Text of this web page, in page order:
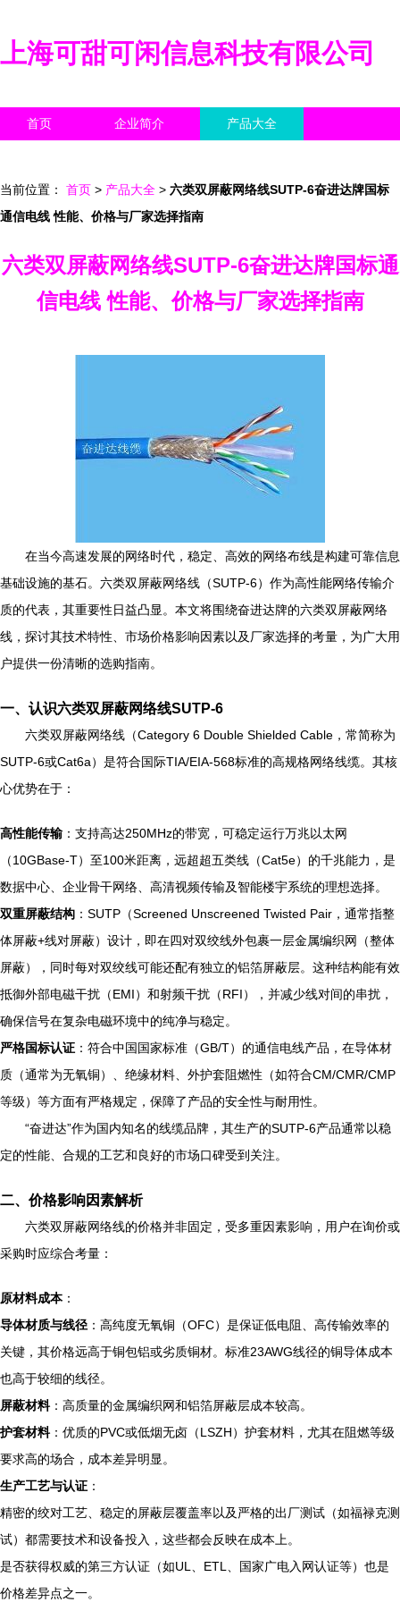
上海可甜可闲信息科技有限公司
首页 企业简介 产品大全
当前位置： 首页 > 产品大全 > 六类双屏蔽网络线SUTP-6奋进达牌国标
通信电线 性能、价格与厂家选择指南
六类双屏蔽网络线SUTP-6奋进达牌国标通
信电线 性能、价格与厂家选择指南
在当今高速发展的网络时代，稳定、高效的网络布线是构建可靠信息
基础设施的基石。六类双屏蔽网络线（SUTP-6）作为高性能网络传输介
质的代表，其重要性日益凸显。本文将围绕奋进达牌的六类双屏蔽网络
线，探讨其技术特性、市场价格影响因素以及厂家选择的考量，为广大用
户提供一份清晰的选购指南。
一、认识六类双屏蔽网络线SUTP-6
六类双屏蔽网络线（Category 6 Double Shielded Cable，常简称为
SUTP-6或Cat6a）是符合国际TIA/EIA-568标准的高规格网络线缆。其核
心优势在于：
高性能传输 ：支持高达250MHz的带宽，可稳定运行万兆以太网
（10GBase-T）至100米距离，远超超五类线（Cat5e）的千兆能力，是
数据中心、企业骨干网络、高清视频传输及智能楼宇系统的理想选择。
双重屏蔽结构 ：SUTP（Screened Unscreened Twisted Pair，通常指整
体屏蔽+线对屏蔽）设计，即在四对双绞线外包裹一层金属编织网（整体
屏蔽），同时每对双绞线可能还配有独立的铝箔屏蔽层。这种结构能有效
抵御外部电磁干扰（EMI）和射频干扰（RFI），并减少线对间的串扰，
确保信号在复杂电磁环境中的纯净与稳定。
严格国标认证 ：符合中国国家标准（GB/T）的通信电线产品，在导体材
质（通常为无氧铜）、绝缘材料、外护套阻燃性（如符合CM/CMR/CMP
等级）等方面有严格规定，保障了产品的安全性与耐用性。
“奋进达”作为国内知名的线缆品牌，其生产的SUTP-6产品通常以稳
定的性能、合规的工艺和良好的市场口碑受到关注。
二、价格影响因素解析
六类双屏蔽网络线的价格并非固定，受多重因素影响，用户在询价或
采购时应综合考量：
原材料成本：
导体材质与线径 ：高纯度无氧铜（OFC）是保证低电阻、高传输效率的
关键，其价格远高于铜包铝或劣质铜材。标准23AWG线径的铜导体成本
也高于较细的线径。
屏蔽材料：高质量的金属编织网和铝箔屏蔽层成本较高。
护套材料：优质的PVC或低烟无卤（LSZH）护套材料，尤其在阻燃等级
要求高的场合，成本差异明显。
生产工艺与认证 ：
精密的绞对工艺、稳定的屏蔽层覆盖率以及严格的出厂测试（如福禄克测
试）都需要技术和设备投入，这些都会反映在成本上。
是否获得权威的第三方认证（如UL、ETL、国家广电入网认证等）也是
价格差异点之一。